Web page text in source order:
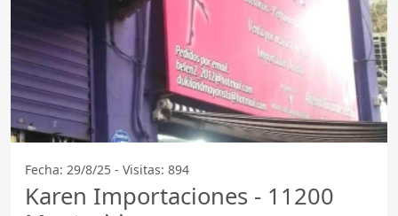
Fecha: 29/8/25 - Visitas: 894
Karen Importaciones - 11200